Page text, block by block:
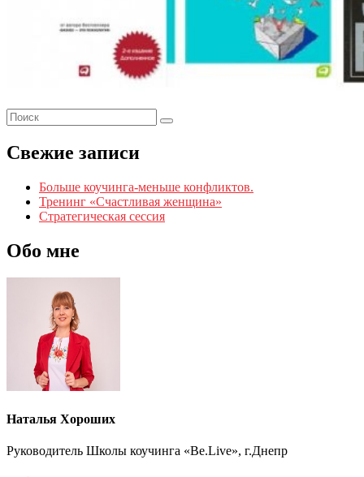
Свежие записи
Больше коучинга-меньше конфликтов.
Тренинг «Счастливая женщина»
Стратегическая сессия
Обо мне
Наталья Хороших
Руководитель Школы коучинга «Be.Live», г.Днепр